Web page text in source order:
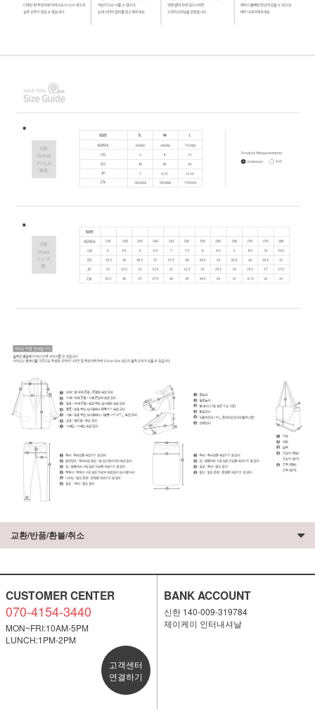
교환/반품/환불/취소
CUSTOMER CENTER
070-4154-3440
MON~FRI:10AM-5PM
LUNCH:1PM-2PM
고객센터
연결하기
BANK ACCOUNT
신한 140-009-319784
제이케이 인터내셔날